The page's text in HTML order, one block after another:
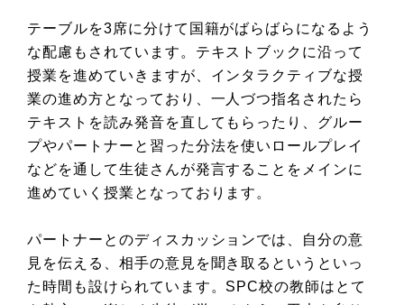
テーブルを3席に分けて国籍がばらばらになるよう
な配慮もされています。テキストブックに沿って
授業を進めていきますが、インタラクティブな授
業の進め方となっており、一人づつ指名されたら
テキストを読み発音を直してもらったり、グルー
プやパートナーと習った分法を使いロールプレイ
などを通して生徒さんが発言することをメインに
進めていく授業となっております。
パートナーとのディスカッションでは、自分の意
見を伝える、相手の意見を聞き取るというといっ
た時間も設けられています。SPC校の教師はとて